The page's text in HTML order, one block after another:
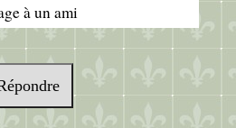
à un ami